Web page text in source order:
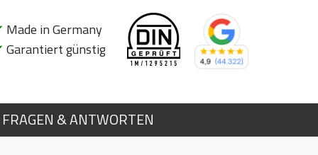
Made in Germany
Garantiert günstig
FRAGEN & ANTWORTEN